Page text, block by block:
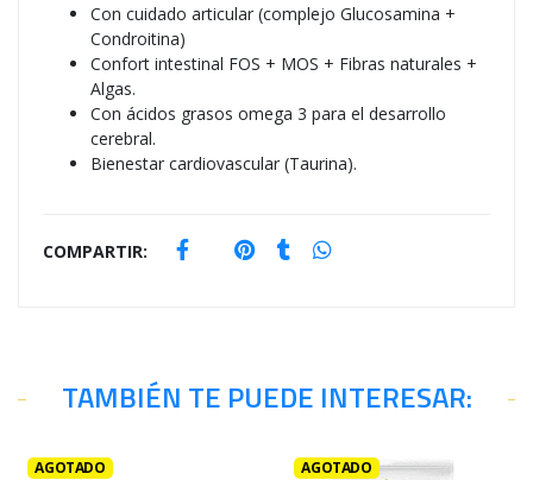
Con cuidado articular (complejo Glucosamina +
Condroitina)
Confort intestinal FOS + MOS + Fibras naturales +
Algas.
Con ácidos grasos omega 3 para el desarrollo
cerebral.
Bienestar cardiovascular (Taurina).
COMPARTIR:
TAMBIÉN TE PUEDE INTERESAR:
AGOTADO AGOTADO